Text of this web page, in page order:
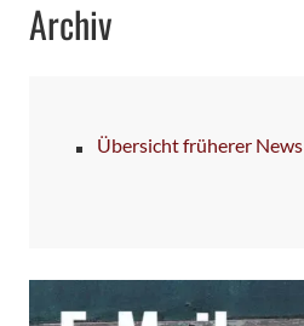
Archiv
Übersicht früherer News